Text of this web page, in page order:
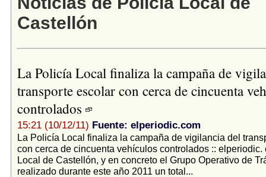
Castellón
La Policía Local finaliza la campaña de
transporte escolar con cerca de cincuenta
controlados
15:21 (10/12/11) Fuente: elperiodic.com
La Policía Local finaliza la campaña de vigilancia del
con cerca de cincuenta vehículos controlados :: elperiodic.
Local de Castellón, y en concreto el Grupo Operativo de
realizado durante este año 2011 un total...